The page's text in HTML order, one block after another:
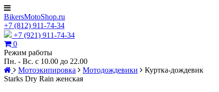
BikersMotoShop.ru
+7 (812) 911-74-34
+7 (921) 911-74-34
0
Режим работы
Пн. - Вс. с 10.00 до 22.00
Мотоэкипировка
Мотодождевики
Куртка-дождевик
Starks Dry Rain женская